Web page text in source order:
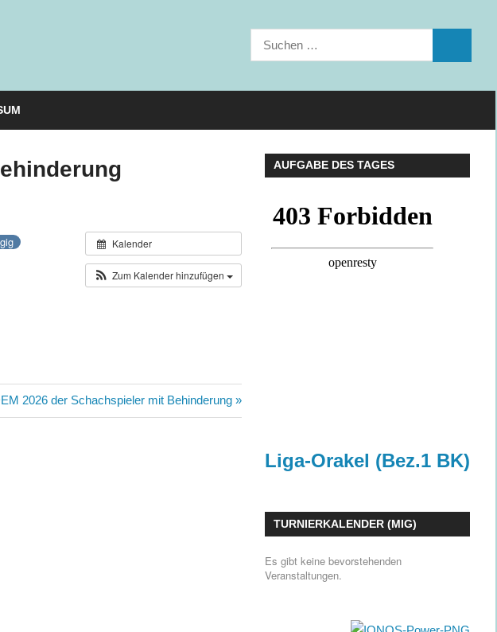
Suchen
nach:
Kalender
Zum Kalender hinzufügen
2026 der Schachspieler mit Behinderung
AUFGABE DES TAGES
Liga-Orakel (Bez.1 BK)
TURNIERKALENDER (MIG)
Es gibt keine bevorstehenden
Veranstaltungen.